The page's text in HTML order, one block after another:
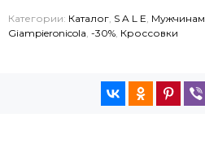
Категории: Каталог, S A L E, Мужчинам
Giampieronicola, -30%, Кроссовки